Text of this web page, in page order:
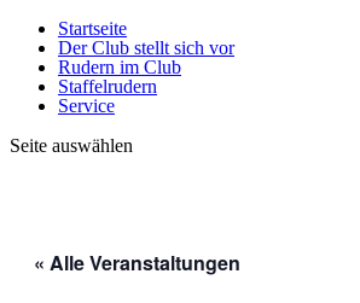
Startseite
Der Club stellt sich vor
Rudern im Club
Staffelrudern
Service
Seite auswählen
« Alle Veranstaltungen